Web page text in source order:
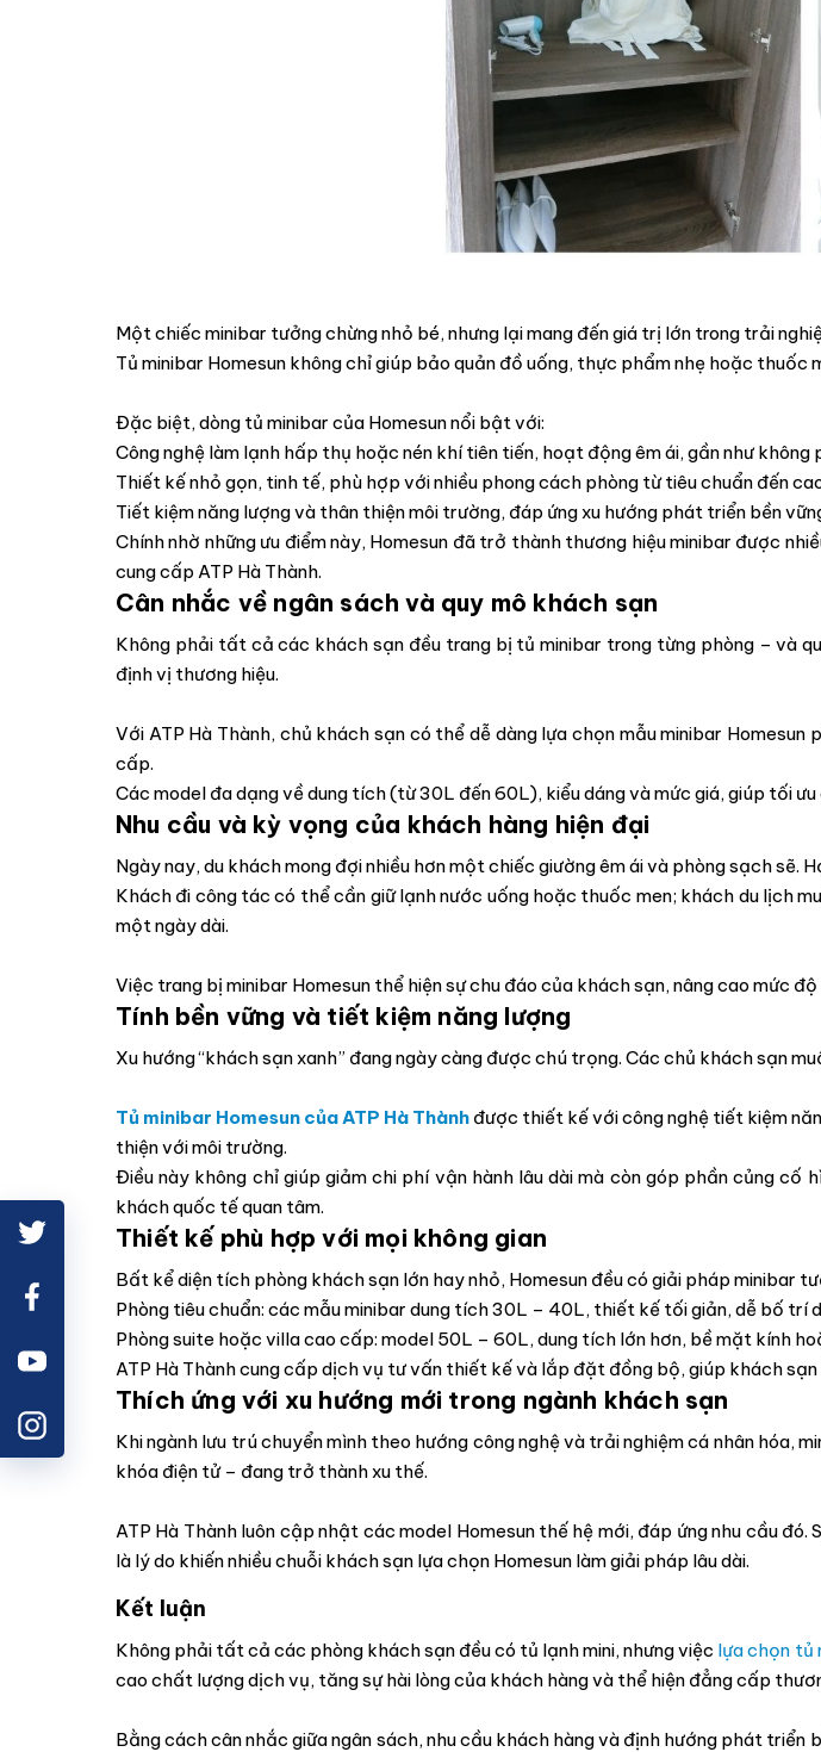
Một chiếc minibar tưởng chừng nhỏ bé, nhưng lại mang đến giá trị lớn trong trải
Tủ minibar Homesun không chỉ giúp bảo quản đồ uống, thực phẩm nhẹ hoặc
Đặc biệt, dòng tủ minibar của Homesun nổi bật với:
Công nghệ làm lạnh hấp thụ hoặc nén khí tiên tiến, hoạt động êm ái, gần như không
Thiết kế nhỏ gọn, tinh tế, phù hợp với nhiều phong cách phòng từ tiêu chuẩn đến
Tiết kiệm năng lượng và thân thiện môi trường, đáp ứng xu hướng phát triển bền
Chính nhờ những ưu điểm này, Homesun đã trở thành thương hiệu minibar được
cung cấp ATP Hà Thành.
Cân nhắc về ngân sách và quy mô khách sạn
Không phải tất cả các khách sạn đều trang bị tủ minibar trong từng phòng – và
định vị thương hiệu.
Với ATP Hà Thành, chủ khách sạn có thể dễ dàng lựa chọn mẫu minibar
cấp.
Các model đa dạng về dung tích (từ 30L đến 60L), kiểu dáng và mức giá, giúp tối
Nhu cầu và kỳ vọng của khách hàng hiện đại
Ngày nay, du khách mong đợi nhiều hơn một chiếc giường êm ái và phòng sạch sẽ.
Khách đi công tác có thể cần giữ lạnh nước uống hoặc thuốc men; khách du lịch
một ngày dài.
Việc trang bị minibar Homesun thể hiện sự chu đáo của khách sạn, nâng cao mức
Tính bền vững và tiết kiệm năng lượng
Xu hướng “khách sạn xanh” đang ngày càng được chú trọng. Các chủ khách sạn
Tủ minibar Homesun của ATP Hà Thành được thiết kế với công nghệ tiết kiệm
thiện với môi trường.
Điều này không chỉ giúp giảm chi phí vận hành lâu dài mà còn góp phần củng
khách quốc tế quan tâm.
Thiết kế phù hợp với mọi không gian
Bất kể diện tích phòng khách sạn lớn hay nhỏ, Homesun đều có giải pháp minibar
Phòng tiêu chuẩn: các mẫu minibar dung tích 30L – 40L, thiết kế tối giản, dễ bố trí
Phòng suite hoặc villa cao cấp: model 50L – 60L, dung tích lớn hơn, bề mặt kính
ATP Hà Thành cung cấp dịch vụ tư vấn thiết kế và lắp đặt đồng bộ, giúp khách
Thích ứng với xu hướng mới trong ngành khách sạn
Khi ngành lưu trú chuyển mình theo hướng công nghệ và trải nghiệm cá nhân
khóa điện tử – đang trở thành xu thế.
ATP Hà Thành luôn cập nhật các model Homesun thế hệ mới, đáp ứng nhu cầu
là lý do khiến nhiều chuỗi khách sạn lựa chọn Homesun làm giải pháp lâu dài.
Kết luận
Không phải tất cả các phòng khách sạn đều có tủ lạnh mini, nhưng việc lựa chọn tủ
cao chất lượng dịch vụ, tăng sự hài lòng của khách hàng và thể hiện đẳng cấp
Bằng cách cân nhắc giữa ngân sách, nhu cầu khách hàng và định hướng phát